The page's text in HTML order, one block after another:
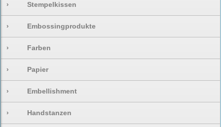
› Stempelkissen
› Embossingprodukte
› Farben
› Papier
› Embellishment
› Handstanzen